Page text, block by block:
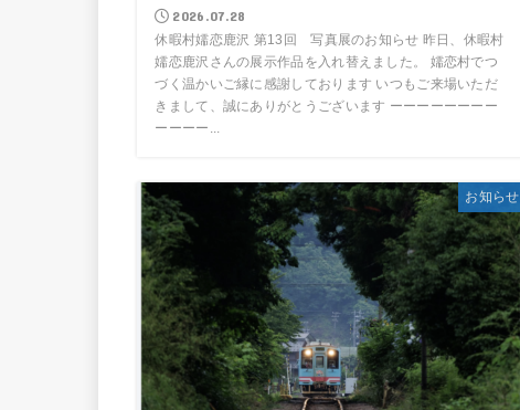
2026.07.28
休暇村嬬恋鹿沢 第13回 写真展のお知らせ 昨日、休暇村
嬬恋鹿沢さんの展示作品を入れ替えました。 嬬恋村でつ
づく温かいご縁に感謝しております いつもご来場いただ
きまして、誠にありがとうございます ーーーーーーーー
ーーーー...
お知らせ